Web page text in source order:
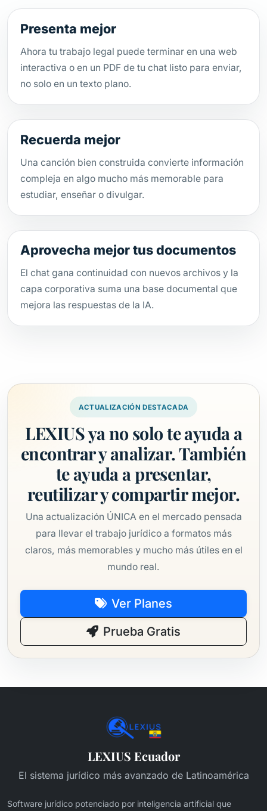
Presenta mejor
Ahora tu trabajo legal puede terminar en una web
interactiva o en un PDF de tu chat listo para enviar,
no solo en un texto plano.
Recuerda mejor
Una canción bien construida convierte información
compleja en algo mucho más memorable para
estudiar, enseñar o divulgar.
Aprovecha mejor tus documentos
El chat gana continuidad con nuevos archivos y la
capa corporativa suma una base documental que
mejora las respuestas de la IA.
ACTUALIZACIÓN DESTACADA
LEXIUS ya no solo te ayuda a
encontrar y analizar. También
te ayuda a presentar,
reutilizar y compartir mejor.
Una actualización ÚNICA en el mercado pensada
para llevar el trabajo jurídico a formatos más
claros, más memorables y mucho más útiles en el
mundo real.
Ver Planes
Prueba Gratis
LEXIUS Ecuador
El sistema jurídico más avanzado de Latinoamérica
Software jurídico potenciado por inteligencia artificial que